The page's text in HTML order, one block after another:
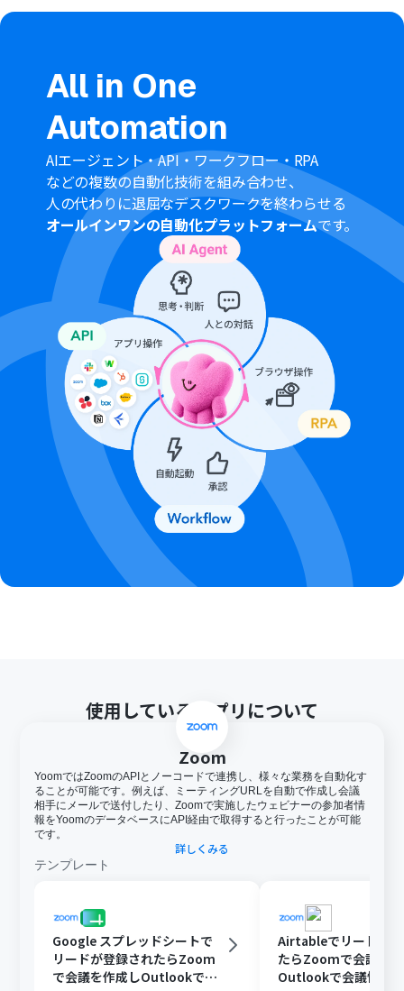
Chrome拡張機能を使用したトリガーを使用することで、
Notion上から直接トリガーを起動させることができま
す。
Chrome拡張機能を使ったトリガーの設定方法は
「Chrome拡張機能を使ったトリガーの設定方法
照ください。
All in One
Automation
AIエージェント・API・ワークフロー・RPA
などの複数の自動化技術を組み合わせ、
人の代わりに退屈なデスクワークを終わらせる
オールインワンの自動化プラットフォームです。
使用しているアプリについて
Zoom
YoomではZoomのAPIとノーコードで連携し、様々な業務を自動化す
ることが可能です。例えば、ミーティングURLを自動で作成し会議
相手にメールで送付したり、Zoomで実施したウェビナーの参加者情
報をYoomのデータベースにAPI経由で取得すると行ったことが可能
です。
詳しくみる
テンプレート
Google スプレッドシートで
リードが登録されたらZoom
で会議を作成しOutlookで会
Airtableでリードが
たらZoomで会議を
Outlookで会議情報